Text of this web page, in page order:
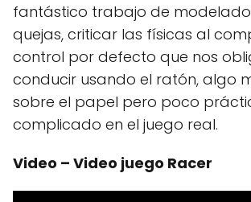
fantástico trabajo de
quejas, criticar las físicas al
control por defecto que nos
conducir usando el ratón, algo
sobre el papel pero poco
complicado en el juego real.
Video – Video juego Racer